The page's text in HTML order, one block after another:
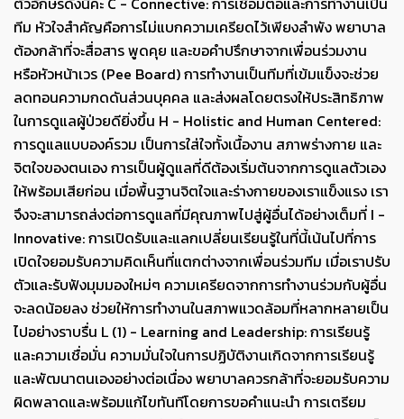
ทีม หัวใจสำคัญคือการไม่แบกความเครียดไว้เพียงลำพัง พยาบาล
ต้องกล้าที่จะสื่อสาร พูดคุย และขอคำปรึกษาจากเพื่อนร่วมงาน
หรือหัวหน้าเวร (Pee Board) การทำงานเป็นทีมที่เข้มแข็งจะช่วย
ลดทอนความกดดันส่วนบุคคล และส่งผลโดยตรงให้ประสิทธิภาพ
ในการดูแลผู้ป่วยดียิ่งขึ้น H - Holistic and Human Centered:
การดูแลแบบองค์รวม เป็นการใส่ใจทั้งเนื้องาน สภาพร่างกาย และ
จิตใจของตนเอง การเป็นผู้ดูแลที่ดีต้องเริ่มต้นจากการดูแลตัวเอง
ให้พร้อมเสียก่อน เมื่อพื้นฐานจิตใจและร่างกายของเราแข็งแรง เรา
จึงจะสามารถส่งต่อการดูแลที่มีคุณภาพไปสู่ผู้อื่นได้อย่างเต็มที่ I -
Innovative: การเปิดรับและแลกเปลี่ยนเรียนรู้ในที่นี้เน้นไปที่การ
เปิดใจยอมรับความคิดเห็นที่แตกต่างจากเพื่อนร่วมทีม เมื่อเราปรับ
ตัวและรับฟังมุมมองใหม่ๆ ความเครียดจากการทำงานร่วมกับผู้อื่น
จะลดน้อยลง ช่วยให้การทำงานในสภาพแวดล้อมที่หลากหลายเป็น
ไปอย่างราบรื่น L (1) - Learning and Leadership: การเรียนรู้
และความเชื่อมั่น ความมั่นใจในการปฏิบัติงานเกิดจากการเรียนรู้
และพัฒนาตนเองอย่างต่อเนื่อง พยาบาลควรกล้าที่จะยอมรับความ
ผิดพลาดและพร้อมแก้ไขทันทีโดยการขอคำแนะนำ การเตรียม